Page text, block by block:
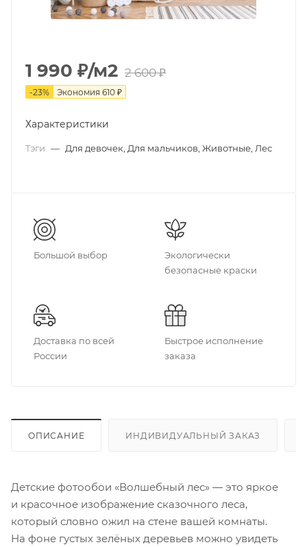
1 990 ₽/м2 2 600₽
-23% Экономия 610 ₽
Характеристики
Тэги — Для девочек, Для мальчиков, Животные, Лес
Большой выбор
Экологически
безопасные краски
Доставка по всей
России
Быстрое исполнение
заказа
ОПИСАНИЕ ИНДИВИДУАЛЬНЫЙ ЗАКАЗ
Детские фотообои «Волшебный лес» — это яркое
и красочное изображение сказочного леса,
который словно ожил на стене вашей комнаты.
На фоне густых зелёных деревьев можно увидеть